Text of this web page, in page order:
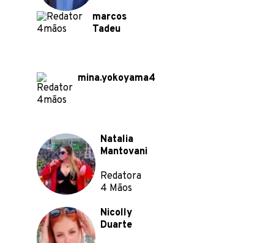
marcos
Tadeu
mina.yokoyama4
Natalia
Mantovani
Redatora
4 Mãos
Nicolly
Duarte